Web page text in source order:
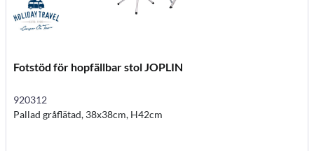
Fotstöd för hopfällbar stol JOPLIN
920312
Pallad gråflätad, 38x38cm, H42cm